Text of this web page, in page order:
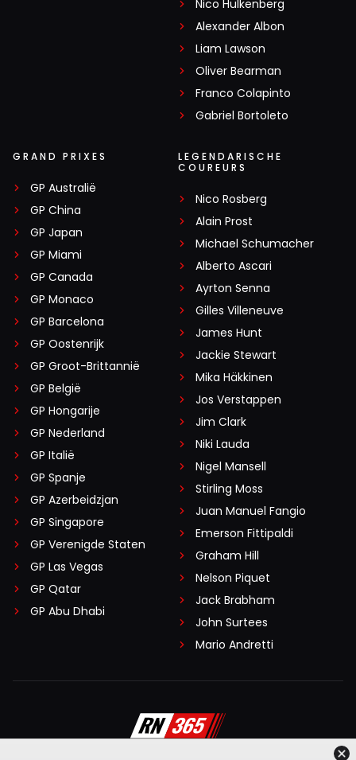
Nico Hülkenberg
Alexander Albon
Liam Lawson
Oliver Bearman
Franco Colapinto
Gabriel Bortoleto
GRAND PRIXES
GP Australië
GP China
GP Japan
GP Miami
GP Canada
GP Monaco
GP Barcelona
GP Oostenrijk
GP Groot-Brittannië
GP België
GP Hongarije
GP Nederland
GP Italië
GP Spanje
GP Azerbeidzjan
GP Singapore
GP Verenigde Staten
GP Las Vegas
GP Qatar
GP Abu Dhabi
LEGENDARISCHE
COUREURS
Nico Rosberg
Alain Prost
Michael Schumacher
Alberto Ascari
Ayrton Senna
Gilles Villeneuve
James Hunt
Jackie Stewart
Mika Häkkinen
Jos Verstappen
Jim Clark
Niki Lauda
Nigel Mansell
Stirling Moss
Juan Manuel Fangio
Emerson Fittipaldi
Graham Hill
Nelson Piquet
Jack Brabham
John Surtees
Mario Andretti